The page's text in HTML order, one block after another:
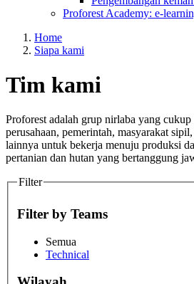
Proforest Academy: e-
Home
Siapa kami
Tim kami
Proforest adalah grup nirlaba yang
perusahaan, pemerintah, masyarakat
lainnya untuk bekerja menuju produksi
pertanian dan hutan yang bertanggung
Filter
Filter by Teams
Semua
Technical